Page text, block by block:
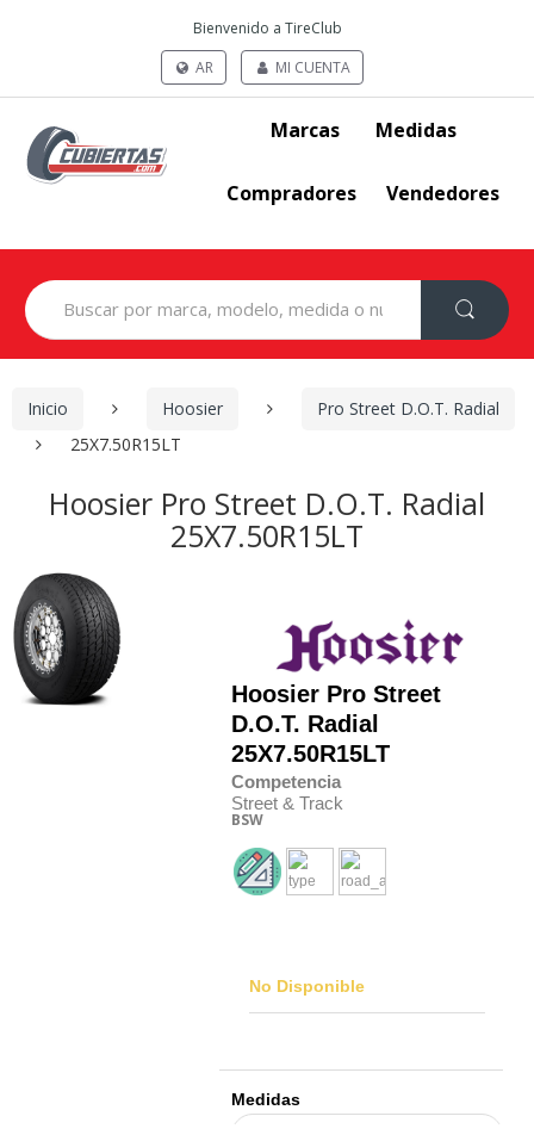
Bienvenido a TireClub
AR
MI CUENTA
Marcas Medidas
Compradores Vendedores
Search
for:
Inicio Hoosier
Pro Street D.O.T. Radial
25X7.50R15LT
Hoosier Pro Street D.O.T. Radial
25X7.50R15LT
Hoosier Pro Street
D.O.T. Radial
25X7.50R15LT
Competencia
Street & Track
BSW
No Disponible
Medidas